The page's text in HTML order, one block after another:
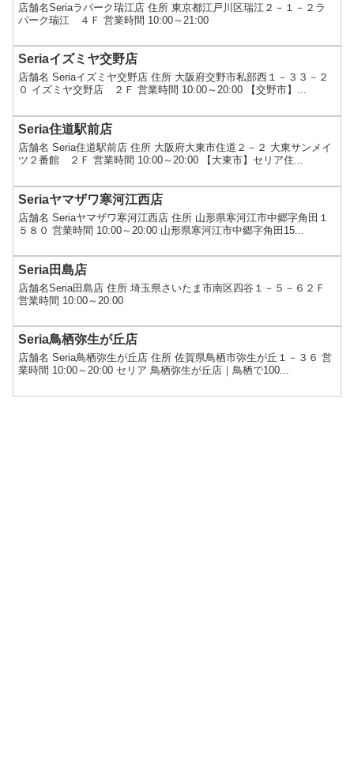
店舗名Seriaラパーク瑞江店 住所 東京都江戸川区瑞江２－１－２ラ
パーク瑞江 ４Ｆ 営業時間 10:00～21:00
Seriaイズミヤ交野店
店舗名 Seriaイズミヤ交野店 住所 大阪府交野市私部西１－３３－２
０ イズミヤ交野店 ２Ｆ 営業時間 10:00～20:00 【交野市】...
Seria住道駅前店
店舗名 Seria住道駅前店 住所 大阪府大東市住道２－２ 大東サンメイ
ツ２番館 ２Ｆ 営業時間 10:00～20:00 【大東市】セリア住...
Seriaヤマザワ寒河江西店
店舗名 Seriaヤマザワ寒河江西店 住所 山形県寒河江市中郷字角田１
５８０ 営業時間 10:00～20:00 山形県寒河江市中郷字角田15...
Seria田島店
店舗名Seria田島店 住所 埼玉県さいたま市南区四谷１－５－６２Ｆ
営業時間 10:00～20:00
Seria鳥栖弥生が丘店
店舗名 Seria鳥栖弥生が丘店 住所 佐賀県鳥栖市弥生が丘１－３６ 営
業時間 10:00～20:00 セリア 鳥栖弥生が丘店｜鳥栖で100...